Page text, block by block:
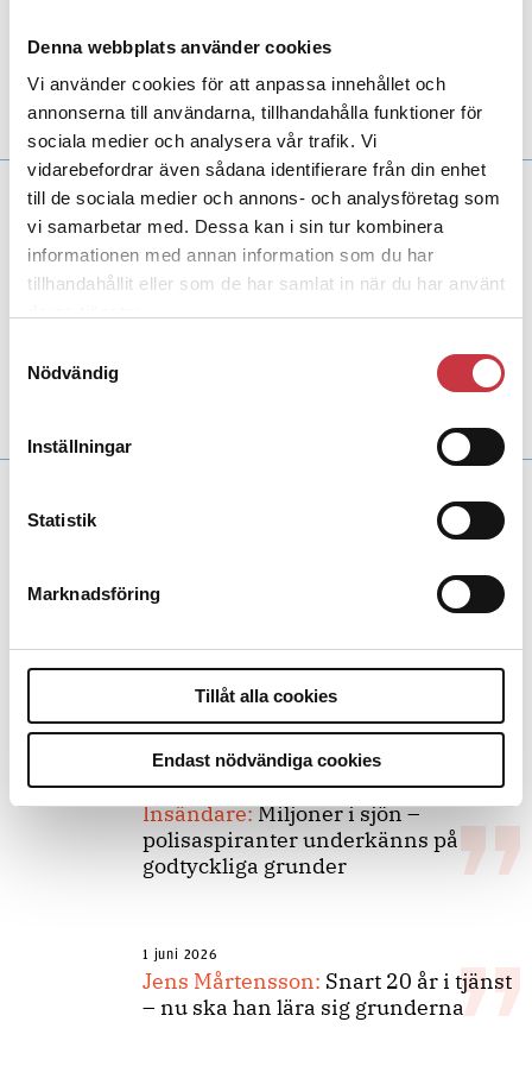
Denna webbplats använder cookies
Vi använder cookies för att anpassa innehållet och
annonserna till användarna, tillhandahålla funktioner för
sociala medier och analysera vår trafik. Vi
vidarebefordrar även sådana identifierare från din enhet
till de sociala medier och annons- och analysföretag som
vi samarbetar med. Dessa kan i sin tur kombinera
informationen med annan information som du har
tillhandahållit eller som de har samlat in när du har använt
Nödvändig
Inställningar
Statistik
Marknadsföring
Tillåt alla cookies
Endast nödvändiga cookies
ett hundratal slagningar i polisregistren på sin
för polisens jobb. Men domstolen är oenig och
åklagaren tänker överklaga.
8 april 2022
Åtalen och domarna som oroar
kåren
Aktuellt När är en slagning i de polisiära
registren tjänsterelaterad och tillåten? Det är
Polistidningen har tittat närmare på några av de
domar och åtal för dataintrång som sägs ligga
Andra läser
Klart: Ingångslönen höjs med 2 300
4 juni 2026
Insändare:Miljoner i sjön –
polisaspiranter underkänns på
godtyckliga grunder
1 juni 2026
Jens Mårtensson: Snart 20 år i tjänst
– nu ska han lära sig grunderna